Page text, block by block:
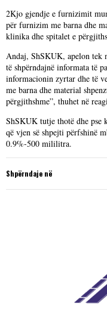
2Kjo gjendje e furnizimit
për furnizim me barna dhe
klinika dhe spitalet e
Andaj, ShSKUK, apelon tek
të shpërndajnë informata të
informacionin zyrtar dhe të
me barna dhe material
përgjithshme”, thuhet në
ShSKUK tutje thotë dhe
që vjen së shpejti përfshinë
0.9%-500 mililitra.
Shpërndaje në